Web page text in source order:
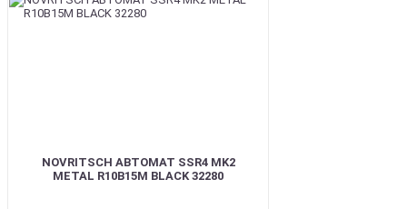
NOVRITSCH АВТОМАТ SSR4 MK2
METAL R10B15M BLACK 32280